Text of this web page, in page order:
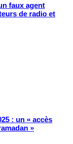
faux agent
de radio et
: un « accès
»